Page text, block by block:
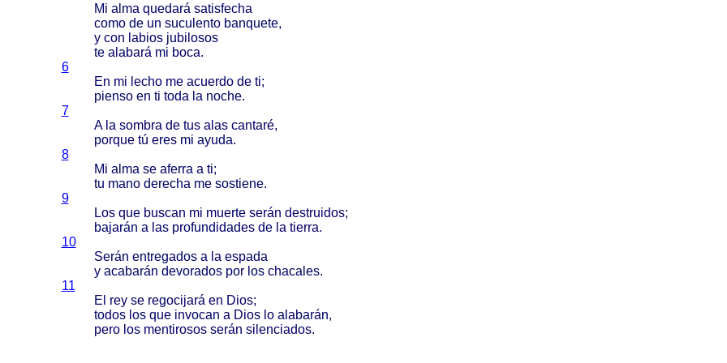
Mi alma quedará satisfecha
comode un suculento banquete,
y con labios jubilosos
te alabará mi boca.
6
En mi lechome acuerdode ti;
piensoen ti toda la noche.
7
A la sombra de tus alas cantaré,
porquetú eresmi ayuda.
8
Mi alma se aferra a ti;
tu mano derecha me sostiene.
9
Los que buscan mi muerte serán destruidos;
bajarán a las profundidadesde la tierra.
10
Serán entregadosa la espada
y acabarán devoradospor los chacales.
11
El rey se regocijará en Dios;
todoslos que invocan a Dioslo alabarán,
perolos mentirosos serán silenciados.